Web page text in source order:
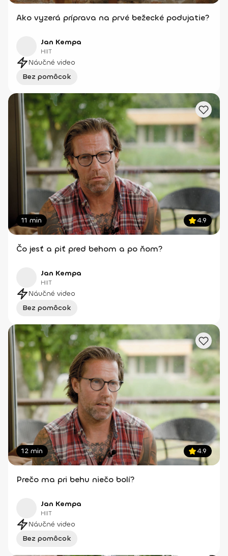
Ako vyzerá príprava na prvé bežecké podujatie?
Jan Kempa
HIIT
Náučné video
Bez pomôcok
11 min 4.9
Čo jesť a piť pred behom a po ňom?
Jan Kempa
HIIT
Náučné video
Bez pomôcok
12 min 4.9
Prečo ma pri behu niečo bolí?
Jan Kempa
HIIT
Náučné video
Bez pomôcok